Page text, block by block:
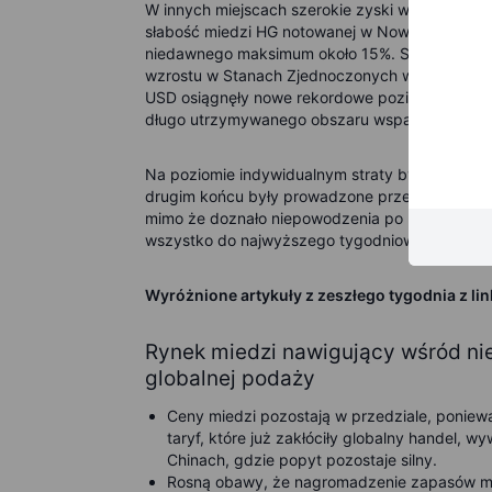
W innych miejscach szerokie zyski wśród
słabość miedzi HG notowanej w Nowym Jorku,
niedawnego maksimum około 15%. Sektor
wzrostu w Stanach Zjednoczonych wywierają
USD osiągnęły nowe rekordowe poziomy z
długo utrzymywanego obszaru wsparcia.
Na poziomie indywidualnym straty były
drugim końcu były prowadzone przez
mimo że doznało niepowodzenia po nieudanej
wszystko do najwyższego tygodniowego
Wyróżnione artykuły z zeszłego tygodnia z
Rynek miedzi nawigujący wśród
globalnej podaży
Ceny miedzi pozostają w przedziale,
taryf, które już zakłóciły globalny handel,
Chinach, gdzie popyt pozostaje silny.
Rosną obawy, że nagromadzenie zapasów